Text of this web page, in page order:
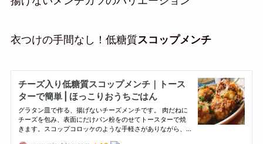
衣つけの手間なし！低糖質スコップメンチ